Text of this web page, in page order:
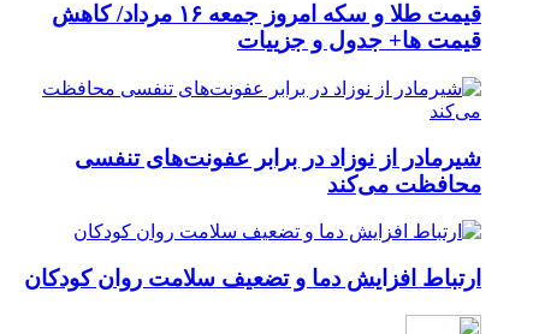
قیمت طلا و سکه امروز جمعه ۱۶ مرداد/ کاهش
قیمت ها+ جدول و جزییات
شیرمادر از نوزاد در برابر عفونت‌های تنفسی
محافظت می‌کند
ارتباط افزایش دما و تضعیف سلامت روان کودکان